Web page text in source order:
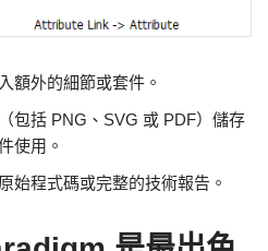
額外的細節或套件。
包括 PNG、SVG 或 PDF）儲存
使用。
始程式碼或完整的技術報告。